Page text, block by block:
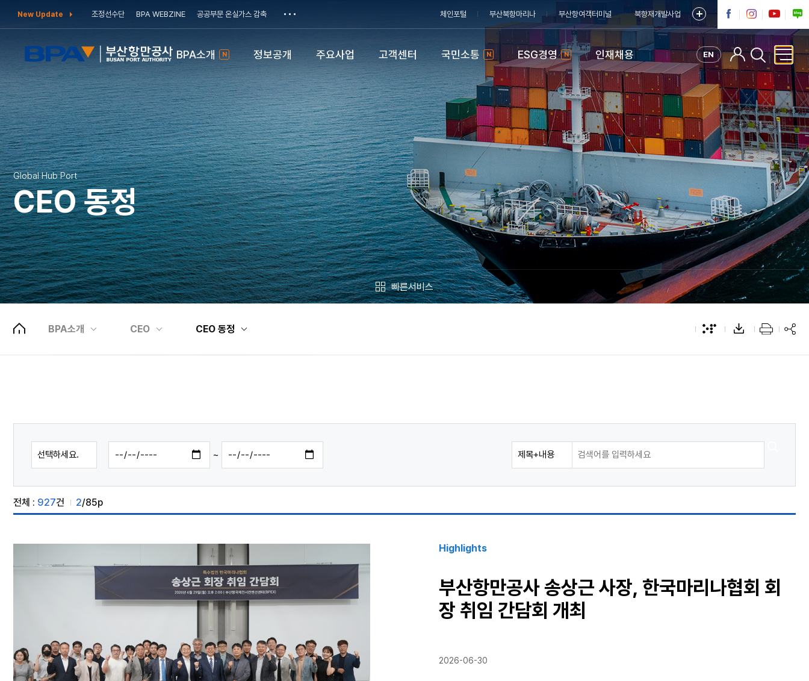
New Update 조정선수단 BPA WEBZINE 공공부문 온실가스 감축 체인포털 부산북항마리나 부산항여객터미널 북항재개발사업
BPA소개 N 정보공개 주요사업 고객센터 국민소통 N ESG경영 N 인재채용 EN
Global Hub Port
CEO 동정
빠른서비스
BPA Smart Service
조직도 부두출입증발급 북항재개발 항만시설사용신청 간행물 경영공시
빠른메뉴설정
BPA소개
BPA소개
정보공개
주요사업
고객센터
국민소통
인재채용
CEO
공사소개
CEO
조직 및 담당업무검색
찾아오시는 길CEO 동정
CEO 인사말
주요약력
CEO 동정
~
전체 : 927건 2/85p
부산항만공사 신규 입사직원, 청렴서약으로 공
정한 직무수행 다짐
2026-06-25
Highlights
부산항만공사 송상근 사장, 한국마리나협회 회
장 취임 간담회 개최
2026-06-30